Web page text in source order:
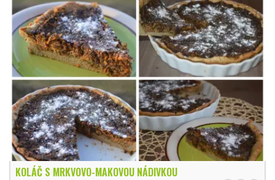
KOLÁČ S MRKVOVO-MAKOVOU NÁDIVKOU